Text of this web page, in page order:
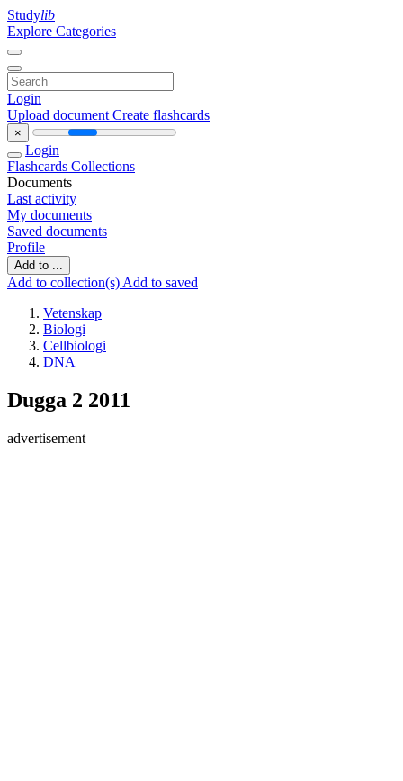
Studylib
Explore Categories
Login
Upload document Create flashcards
×
Login
Flashcards Collections
Documents
Last activity
My documents
Saved documents
Profile
Add to ...
Add to collection(s) Add to saved
Vetenskap
Biologi
Cellbiologi
DNA
Dugga 2 2011
advertisement